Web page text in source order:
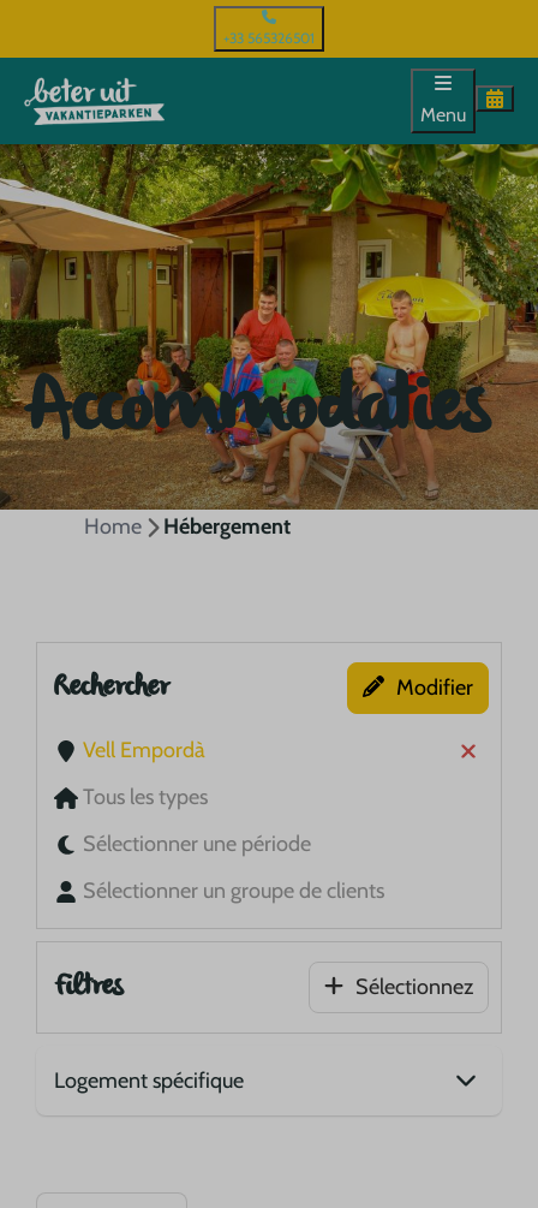
+33 565326501
Menu
Accommodaties
Home Hébergement
Rechercher Modifier
Vell Empordà
Tous les types
Sélectionner une période
Sélectionner un groupe de clients
Filtres Sélectionnez